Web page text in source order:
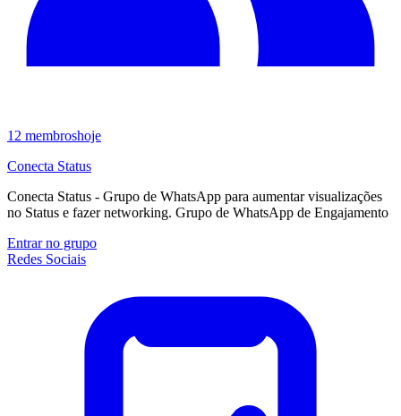
12 membroshoje
Conecta Status
Conecta Status - Grupo de WhatsApp para aumentar visualizações
no Status e fazer networking. Grupo de WhatsApp de Engajamento
Entrar no grupo
Redes Sociais